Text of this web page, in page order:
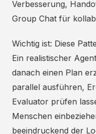
Verbesserung,
Group Chat für
Wichtig ist: Diese
Ein realistischer
danach einen Plan
parallel ausführen,
Evaluator prüfen
Menschen
beeindruckend der